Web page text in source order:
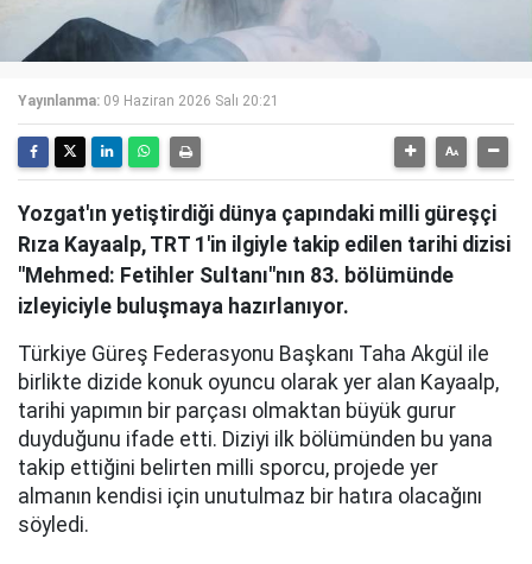
Yayınlanma: 09 Haziran 2026 Salı 20:21
Yozgat'ın yetiştirdiği dünya çapındaki milli güreşçi
Rıza Kayaalp, TRT 1'in ilgiyle takip edilen tarihi dizisi
"Mehmed: Fetihler Sultanı"nın 83. bölümünde
izleyiciyle buluşmaya hazırlanıyor.
Türkiye Güreş Federasyonu Başkanı Taha Akgül ile
birlikte dizide konuk oyuncu olarak yer alan Kayaalp,
tarihi yapımın bir parçası olmaktan büyük gurur
duyduğunu ifade etti. Diziyi ilk bölümünden bu yana
takip ettiğini belirten milli sporcu, projede yer
almanın kendisi için unutulmaz bir hatıra olacağını
söyledi.